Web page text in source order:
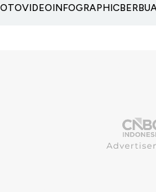
VIDEOINFOGRAPHIC